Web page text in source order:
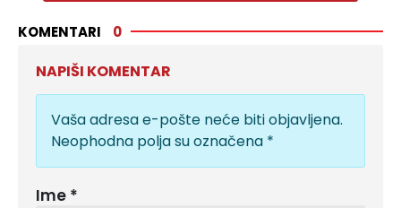
KOMENTARI 0
NAPIŠI KOMENTAR
Vaša adresa e-pošte neće biti objavljena.
Neophodna polja su označena *
Ime *